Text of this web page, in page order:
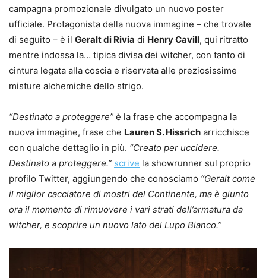
campagna promozionale divulgato un nuovo poster
ufficiale. Protagonista della nuova immagine – che trovate
di seguito – è il Geralt di Rivia di Henry Cavill, qui ritratto
mentre indossa la… tipica divisa dei witcher, con tanto di
cintura legata alla coscia e riservata alle preziosissime
misture alchemiche dello strigo.
“Destinato a proteggere” è la frase che accompagna la
nuova immagine, frase che Lauren S. Hissrich arricchisce
con qualche dettaglio in più. “Creato per uccidere.
Destinato a proteggere.” scrive la showrunner sul proprio
profilo Twitter, aggiungendo che conosciamo “Geralt come
il miglior cacciatore di mostri del Continente, ma è giunto
ora il momento di rimuovere i vari strati dell’armatura da
witcher, e scoprire un nuovo lato del Lupo Bianco.”